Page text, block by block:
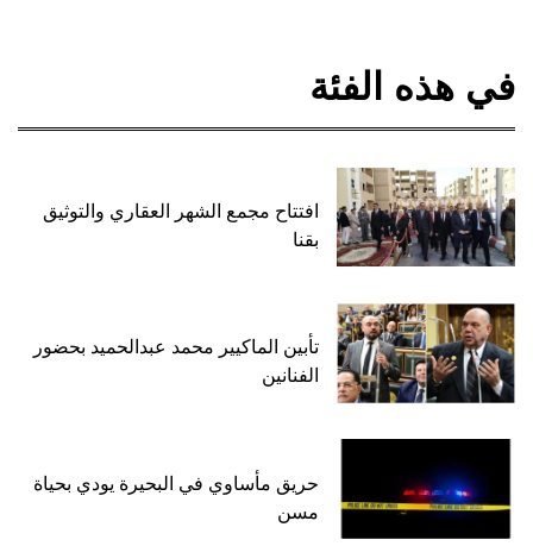
في هذه الفئة
افتتاح مجمع الشهر العقاري والتوثيق
بقنا
تأبين الماكيير محمد عبدالحميد بحضور
الفنانين
حريق مأساوي في البحيرة يودي بحياة
مسن